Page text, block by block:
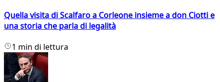
Quella visita di Scalfaro a Corleone insieme a don Ciotti e
una storia che parla di legalità
1 min di lettura